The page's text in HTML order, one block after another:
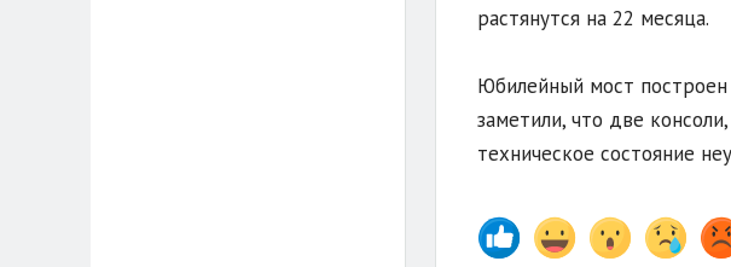
растянутся на 22 месяца.
Юбилейный мост
заметили, что две
техническое состояние